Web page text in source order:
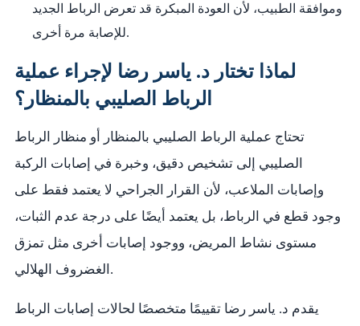
وموافقة الطبيب، لأن العودة المبكرة قد تعرض الرباط الجديد
للإصابة مرة أخرى.
لماذا تختار د. ياسر رضا لإجراء عملية
الرباط الصليبي بالمنظار؟
تحتاج عملية الرباط الصليبي بالمنظار أو منظار الرباط
الصليبي إلى تشخيص دقيق، وخبرة في إصابات الركبة
وإصابات الملاعب، لأن القرار الجراحي لا يعتمد فقط على
وجود قطع في الرباط، بل يعتمد أيضًا على درجة عدم الثبات،
مستوى نشاط المريض، ووجود إصابات أخرى مثل تمزق
الغضروف الهلالي.
يقدم د. ياسر رضا تقييمًا متخصصًا لحالات إصابات الرباط